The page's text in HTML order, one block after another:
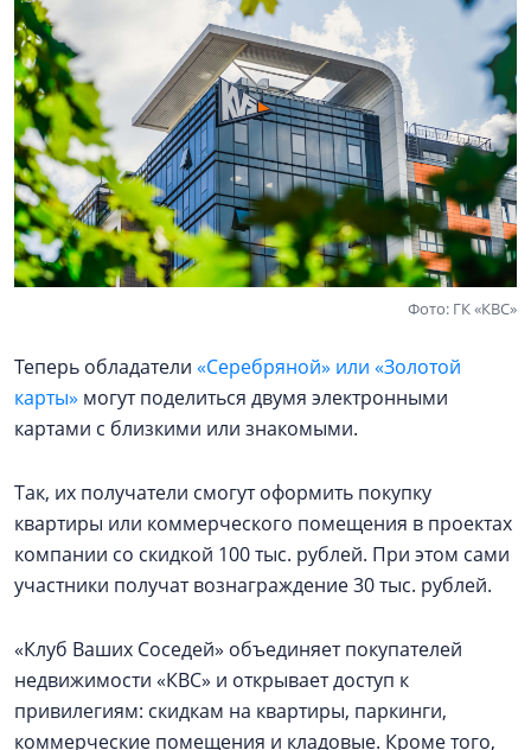
Фото: ГК «КВС»
Теперь обладатели «Серебряной» или «Золотой
карты» могут поделиться двумя электронными
картами с близкими или знакомыми.
Так, их получатели смогут оформить покупку
квартиры или коммерческого помещения в проектах
компании со скидкой 100 тыс. рублей. При этом сами
участники получат вознаграждение 30 тыс. рублей.
«Клуб Ваших Соседей» объединяет покупателей
недвижимости «КВС» и открывает доступ к
привилегиям: скидкам на квартиры, паркинги,
коммерческие помещения и кладовые. Кроме того,